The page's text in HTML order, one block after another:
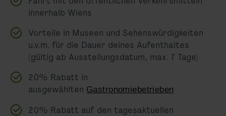
innerhalb Wiens
Vorteile in Museen und Sehenswürdigkeiten
u.v.m. für die Dauer deines Aufenthaltes
(gültig ab Ausstellungsdatum, max. 7 Tage)
20% Rabatt in
ausgewählten Gastronomiebetrieben
20% Rabatt auf den tagesaktuellen